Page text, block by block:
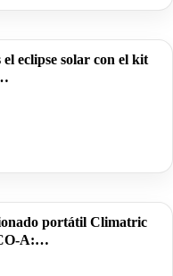
eclipse solar con el kit
portátil Climatric
A:…